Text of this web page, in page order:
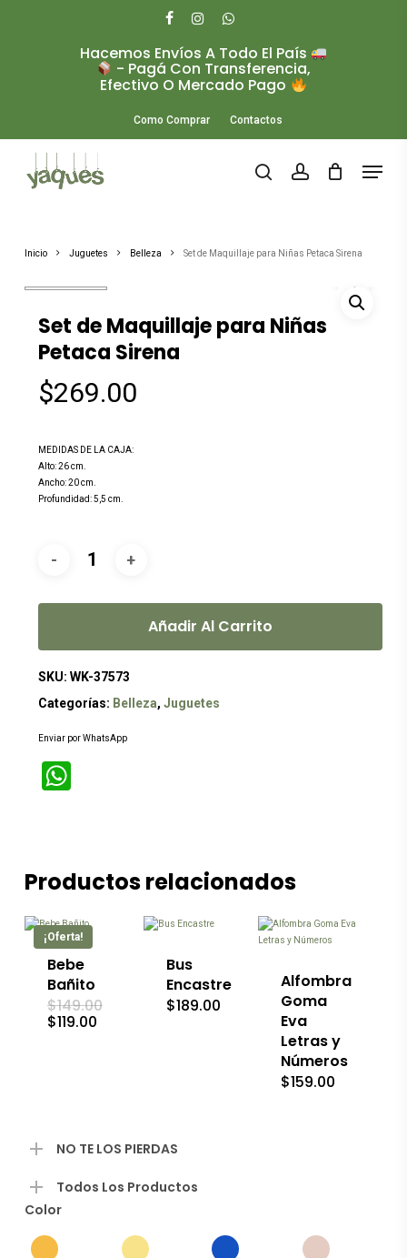
Hacemos Envíos A Todo El País
- Pagá Con Transferencia,
Efectivo O Mercado Pago
Como Comprar Contactos
search account
Menu
Inicio Juguetes Belleza Set de Maquillaje para Niñas Petaca Sirena
Set de Maquillaje para Niñas
Petaca Sirena
$269.00
MEDIDAS DE LA CAJA:
Alto: 26 cm.
Ancho: 20 cm.
Profundidad: 5,5 cm.
Añadir Al Carrito
SKU: WK-37573
Categorías: Belleza, Juguetes
Enviar por WhatsApp
WhatsApp
Productos relacionados
¡Oferta!
Este
producto
múltiples
variantes.
pueden
elegir
Bebe
Bañito
$149.00El
$119.00El
Bus
Encastre
$189.00
Alfombra
Goma
Eva
Letras y
Números
$159.00
NO TE LOS PIERDAS
Todos Los Productos
Color